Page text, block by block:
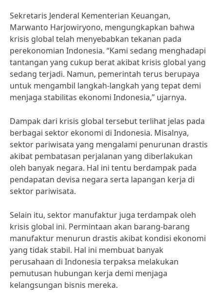
Sekretaris Jenderal Kementerian Keuangan,
Marwanto Harjowiryono, mengungkapkan bahwa
krisis global telah menyebabkan tekanan pada
perekonomian Indonesia. “Kami sedang menghadapi
tantangan yang cukup berat akibat krisis global yang
sedang terjadi. Namun, pemerintah terus berupaya
untuk mengambil langkah-langkah yang tepat demi
menjaga stabilitas ekonomi Indonesia,” ujarnya.
Dampak dari krisis global tersebut terlihat jelas pada
berbagai sektor ekonomi di Indonesia. Misalnya,
sektor pariwisata yang mengalami penurunan drastis
akibat pembatasan perjalanan yang diberlakukan
oleh banyak negara. Hal ini tentu berdampak pada
pendapatan devisa negara serta lapangan kerja di
sektor pariwisata.
Selain itu, sektor manufaktur juga terdampak oleh
krisis global ini. Permintaan akan barang-barang
manufaktur menurun drastis akibat kondisi ekonomi
yang tidak stabil. Hal ini membuat banyak
perusahaan di Indonesia terpaksa melakukan
pemutusan hubungan kerja demi menjaga
kelangsungan bisnis mereka.